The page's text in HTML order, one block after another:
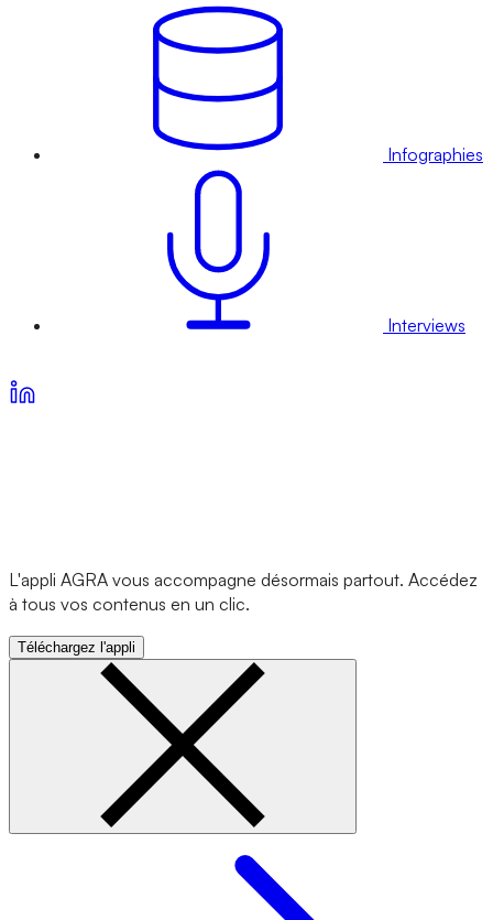
Infographies
Interviews
L'appli AGRA vous accompagne désormais partout. Accédez
à tous vos contenus en un clic.
Téléchargez l'appli